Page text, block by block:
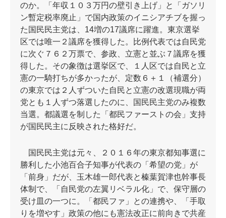
のか。「年収１０３万円の壁引き上げ」と「ガソリ
ン暫定税率廃止」で国内政策のイニシアチブを握っ
た国民民主党は、14増の17議席に躍進。東京選挙
区では唯一２議席を獲得した。比例代表では自民党
に次ぐ７６２万票で、参政、立憲と並ぶ７議席を獲
得した。その象徴は選挙区で、１人区では自民と立
憲の一騎打ちが多かったが、定数６＋１（補選分）
の東京では２人ずついた自民と立憲の改選現職が両
党とも１人ずつ落選したのに、国民民主党のみ複数
当選。都議選を制した「都民ファーストの会」支持
が国民民主に反映された格好だ。
国民民主党は元々、２０１６年の東京都知事選に
勝利した小池百合子知事が代表の「希望の党」が
「前身」だが、玉木雄一郎代表と榛葉賀津也幹事長
体制で、「自民党の左翼リベラル化」で、保守層の
受け皿の一つに。「都民ファ」との連携や、「手取
りを増やす」政策の他にも憲法改正に前向きで共産